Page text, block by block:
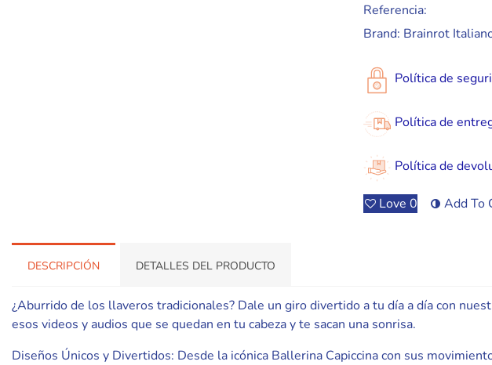
Referencia:
Brand: Brainrot
Política de
Política de
Política de
Love 0 Add To
DESCRIPCIÓN DETALLES DEL PRODUCTO
¿Aburrido de los llaveros tradicionales? Dale un giro divertido a tu día a día con
esos videos y audios que se quedan en tu cabeza y te sacan una sonrisa.
Diseños Únicos y Divertidos: Desde la icónica Ballerina Capiccina con sus